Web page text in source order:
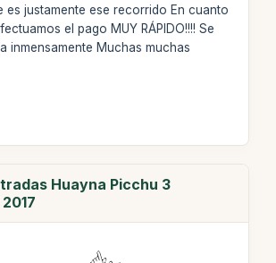
es justamente ese recorrido En cuanto
el pago MUY RÁPIDO!!!! Se
inmensamente Muchas muchas
Huayna Picchu 3